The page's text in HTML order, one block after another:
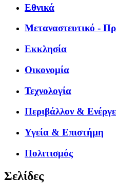
Εθνικά
Μεταναστευτικό -
Εκκλησία
Οικονομία
Τεχνολογία
Περιβάλλον &
Υγεία & Επιστήμη
Πολιτισμός
Σελίδες